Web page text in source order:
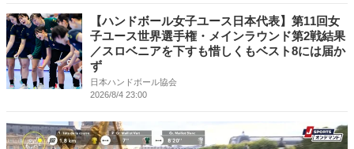
【ハンドボール女子ユース日本代表】第11回女
子ユース世界選手権・メインラウンド第2戦結果
／スロベニアを下すも惜しくもベスト8には届か
ず
日本ハンドボール協会
2026/8/4 23:00